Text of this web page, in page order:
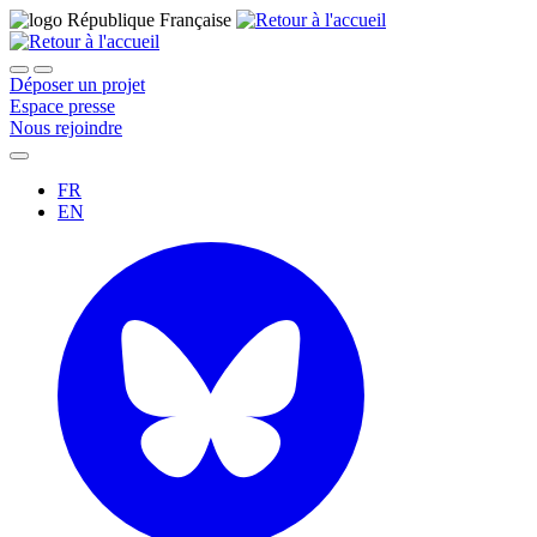
Déposer un projet
Espace presse
Nous rejoindre
FR
EN